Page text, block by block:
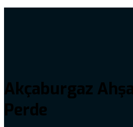
Akçaburgaz
Perde